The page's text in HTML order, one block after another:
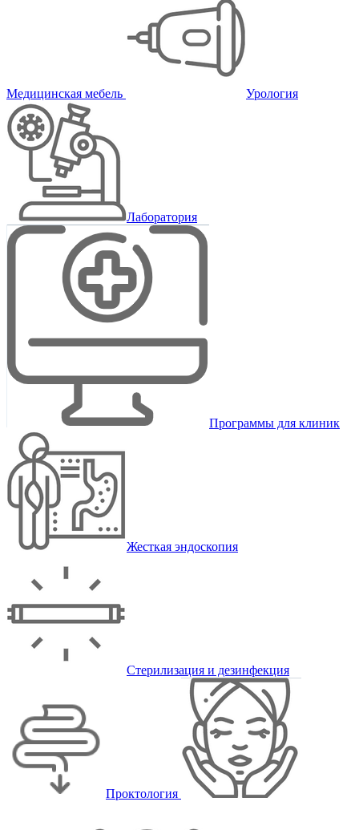
Медицинская мебель Урология
Лаборатория
Программы для клиник
Жесткая эндоскопия
Стерилизация и дезинфекция
Проктология